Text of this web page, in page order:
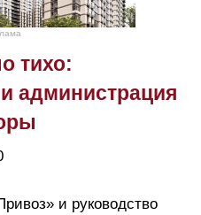
тихо:
администрация
и руководство